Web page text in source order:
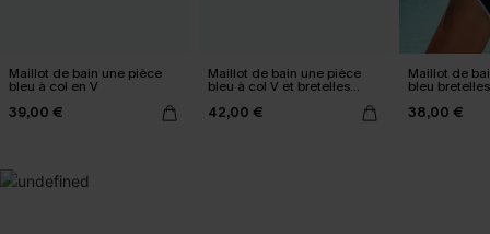
Maillot de bain une pièce
bleu à col en V
39,00 €
Maillot de bain une pièce
bleu à col V et bretelles
42,00 €
Maillot de
bleu
38,00 €